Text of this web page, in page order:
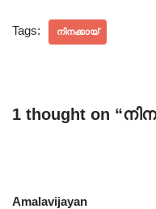
Tags: നിനക്കായ്
1 thought on
Amalavijayan